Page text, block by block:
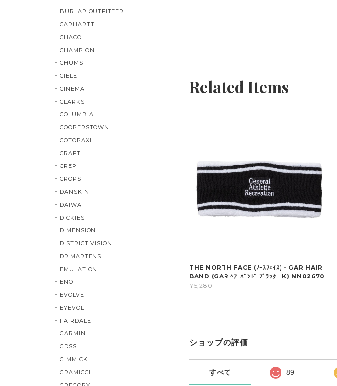
Related Items
THE NORTH FACE (ﾉｰｽﾌｪｲｽ) - GAR HAIR
BAND (GAR ﾍｱｰﾊﾞﾝﾄﾞ ﾌﾞﾗｯｸ・K) NN02670
¥5,280
ショップの評価
すべて 89
BURLAP OUTFITTER
CARHARTT
CHACO
CHAMPION
CHUMS
CIELE
CINEMA
CLARKS
COLUMBIA
COOPERSTOWN
COTOPAXI
CRAFT
CREP
CROPS
DANSKIN
DAIWA
DICKIES
DIMENSION
DISTRICT VISION
DR.MARTENS
EMULATION
ENO
EVOLVE
EYEVOL
FAIRDALE
GARMIN
GDSS
GIMMICK
GRAMICCI